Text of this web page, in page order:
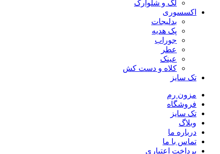
لگ و شلوارک
اکسسوری
بدلیجات
پک هدیه
جوراب
عطر
عینک
کلاه و دست کش
تک سایز
مزون رم
فروشگاه
تک سایز
وبلاگ
درباره ما
تماس با ما
پرداخت اعتباری